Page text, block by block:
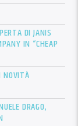
DI JANIS
IN “CHEAP
NOVITÀ
DRAGO,